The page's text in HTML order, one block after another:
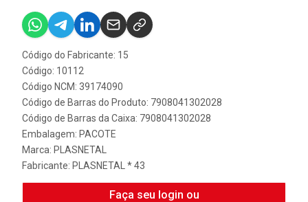
Código do Fabricante: 15
Código: 10112
Código NCM: 39174090
Código de Barras do Produto: 7908041302028
Código de Barras da Caixa: 7908041302028
Embalagem: PACOTE
Marca: PLASNETAL
Fabricante: PLASNETAL * 43
Faça seu login ou